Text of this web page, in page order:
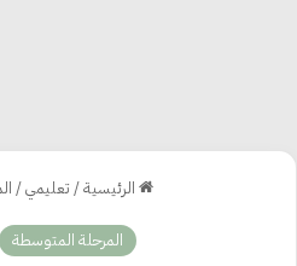
الرئيسية/ تعليمي/
المرحلة المتوسطة